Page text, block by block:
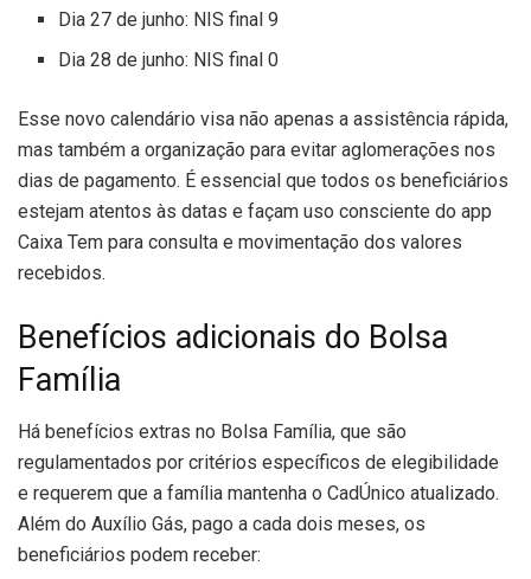
Dia 27 de junho: NIS final 9
Dia 28 de junho: NIS final 0
Esse novo calendário visa não apenas a assistência rápida,
mas também a organização para evitar aglomerações nos
dias de pagamento. É essencial que todos os beneficiários
estejam atentos às datas e façam uso consciente do app
Caixa Tem para consulta e movimentação dos valores
recebidos.
Benefícios adicionais do Bolsa
Família
Há benefícios extras no Bolsa Família, que são
regulamentados por critérios específicos de elegibilidade
e requerem que a família mantenha o CadÚnico atualizado.
Além do Auxílio Gás, pago a cada dois meses, os
beneficiários podem receber: